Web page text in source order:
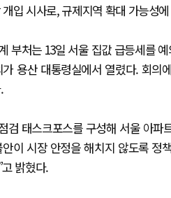
입 시사로, 규제지역 확대 가능성
부처는 13일 서울 집값 급등세를
용산 대통령실에서 열렸다. 회의
태스크포스를 구성해 서울 아파
이 시장 안정을 해치지 않도록 정
밝혔다.